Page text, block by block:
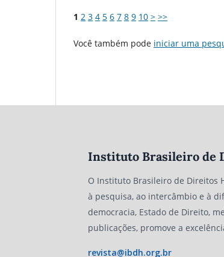
1 2 3 4 5 6 7 8 9 10 > >>
Você também pode iniciar uma
Instituto Brasileiro de
O Instituto Brasileiro de Direitos
à pesquisa, ao intercâmbio e à
democracia, Estado de Direito,
publicações, promove a
revista@ibdh.org.br